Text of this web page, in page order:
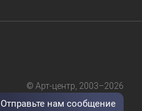
© Арт-центр, 2003–2026
Отправьте нам сообщение